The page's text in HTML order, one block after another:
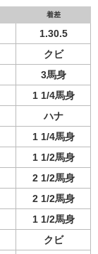
着差
1.30.5
クビ
3馬身
1 1/4馬身
ハナ
1 1/4馬身
1 1/2馬身
2 1/2馬身
2 1/2馬身
1 1/2馬身
クビ